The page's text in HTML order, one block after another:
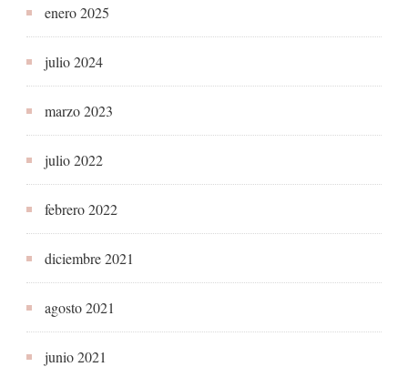
enero 2025
julio 2024
marzo 2023
julio 2022
febrero 2022
diciembre 2021
agosto 2021
junio 2021